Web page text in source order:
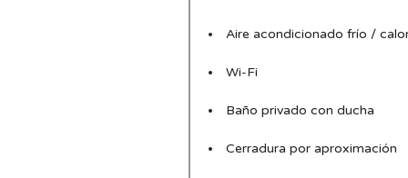
Aire acondicionado frío /
Wi-Fi
Baño privado con ducha
Cerradura por aproximación